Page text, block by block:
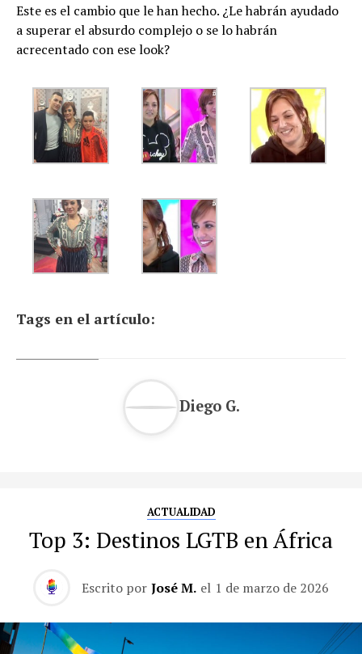
Este es el cambio que le han hecho. ¿Le habrán ayudado
a superar el absurdo complejo o se lo habrán
acrecentado con ese look?
Tags en el artículo:
Diego G.
ACTUALIDAD
Top 3: Destinos LGTB en África
Escrito por José M. el 1 de marzo de 2026